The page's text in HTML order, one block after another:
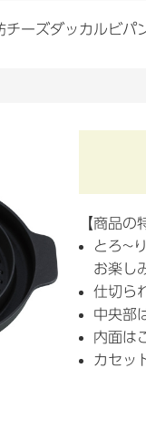
ーズダッカルビパ
【商品の
とろ~
お楽し
仕切ら
中央部
内面は
カセッ